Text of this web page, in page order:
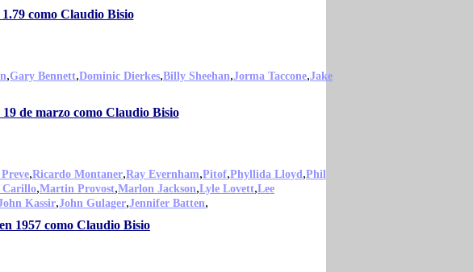
como Claudio Bisio
,Gary Bennett,Dominic Dierkes,Billy Sheehan,Jorma Taccone,Jake
de marzo como Claudio Bisio
,Ricardo Montaner,Ray Evernham,Pitof,Phyllida Lloyd,Phil
Carillo,Martin Provost,Marlon Jackson,Lyle Lovett,Lee
Kassir,John Gulager,Jennifer Batten,
1957 como Claudio Bisio